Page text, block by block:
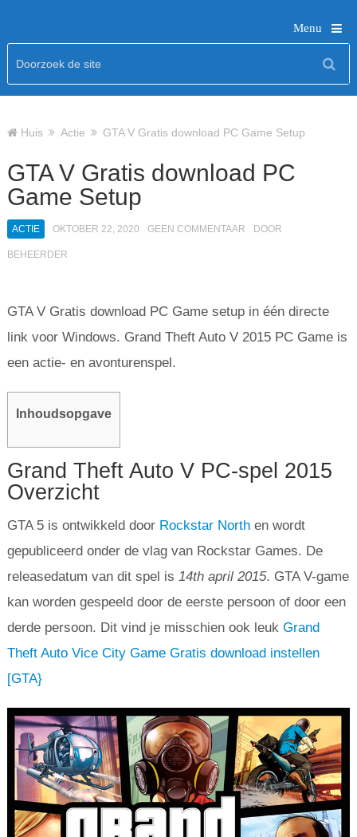
Menu
Huis Actie GTA V Gratis download PC Game Setup
GTA V Gratis download PC
Game Setup
ACTIE OKTOBER 22, 2020 GEEN COMMENTAAR DOOR
BEHEERDER
GTA V Gratis download PC Game setup in één directe
link voor Windows. Grand Theft Auto V 2015 PC Game is
een actie- en avonturenspel.
Inhoudsopgave
Grand Theft Auto V PC-spel 2015
Overzicht
GTA 5 is ontwikkeld door Rockstar Northen wordt
gepubliceerd onder de vlag van Rockstar Games. De
releasedatum van dit spel is 14thapril 2015. GTA V-game
kan worden gespeeld door de eerste persoon of door een
derde persoon. Dit vind je misschien ook leuk Grand
Theft Auto Vice City Game Gratis download instellen
[GTA}